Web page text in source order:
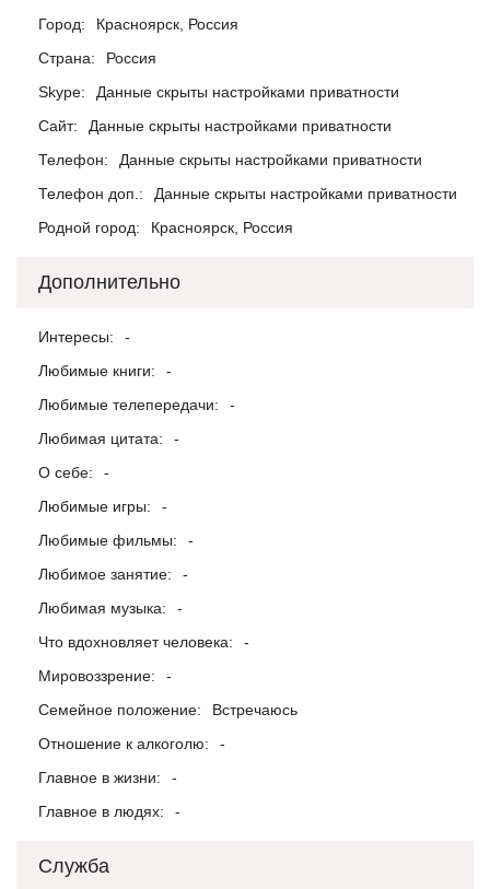
Город:
Красноярск, Россия
Страна:
Россия
Skype:
Данные скрыты настройками приватности
Сайт:
Данные скрыты настройками приватности
Телефон:
Данные скрыты настройками приватности
Телефон доп.:
Данные скрыты настройками приватности
Родной город:
Красноярск, Россия
Дополнительно
Интересы:
-
Любимые книги:
-
Любимые телепередачи:
-
Любимая цитата:
-
О себе:
-
Любимые игры:
-
Любимые фильмы:
-
Любимое занятие:
-
Любимая музыка:
-
Что вдохновляет человека:
-
Мировоззрение:
-
Семейное положение:
Встречаюсь
Отношение к алкоголю:
-
Главное в жизни:
-
Главное в людях:
-
Служба